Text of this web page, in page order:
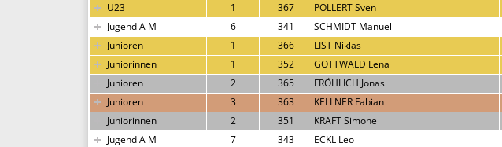
U23
1 367 POLLERT Sven
Jugend A M
6 341 SCHMIDT Manuel
Junioren
1 366 LIST Niklas
Juniorinnen
1 352 GOTTWALD Lena
Junioren
2 365 FRÖHLICH Jonas
Junioren
3 363 KELLNER Fabian
Juniorinnen
2 351 KRAFT Simone
Jugend A M
7 343 ECKL Leo